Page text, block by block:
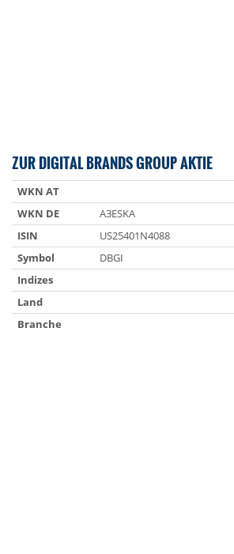
ZUR DIGITAL BRANDS GROUP AKTIE
WKN AT
WKN DE
A3ESKA
ISIN
US25401N4088
Symbol
DBGI
Indizes
Land
Branche